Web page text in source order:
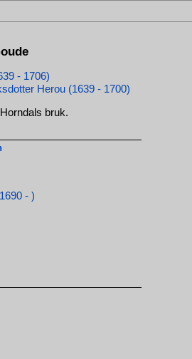
- 1706)
Herou (1639 - 1700)
bruk.
- )